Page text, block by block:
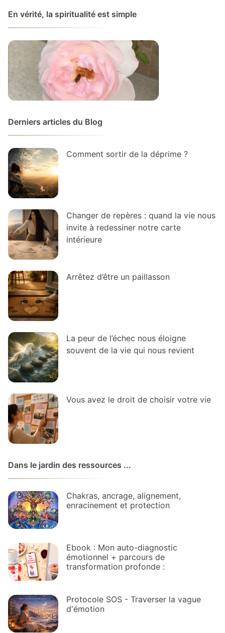
En vérité, la spiritualité est simple
Derniers articles du Blog
Comment sortir de la déprime ?
Changer de repères : quand la vie nous
invite à redessiner notre carte
intérieure
Arrêtez d’être un paillasson
La peur de l’échec nous éloigne
souvent de la vie qui nous revient
Vous avez le droit de choisir votre vie
Dans le jardin des ressources ...
Chakras, ancrage, alignement,
enracinement et protection
Ebook : Mon auto-diagnostic
émotionnel + parcours de
transformation profonde :
Protocole SOS - Traverser la vague
d'émotion